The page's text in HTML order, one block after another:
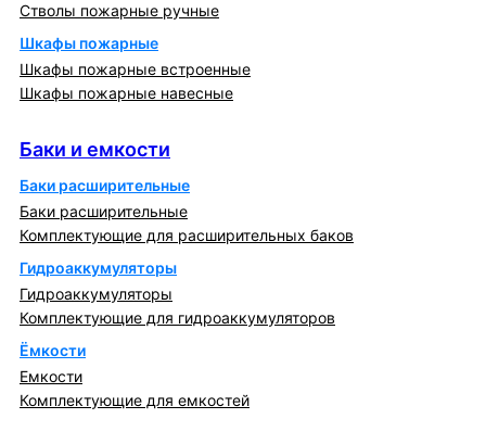
Стволы пожарные ручные
Шкафы пожарные
Шкафы пожарные встроенные
Шкафы пожарные навесные
Баки и емкости
Баки расширительные
Баки расширительные
Комплектующие для расширительных баков
Гидроаккумуляторы
Гидроаккумуляторы
Комплектующие для гидроаккумуляторов
Ёмкости
Емкости
Комплектующие для емкостей